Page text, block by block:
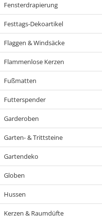
Fensterdrapierung
Festtags-Dekoartikel
Flaggen & Windsäcke
Flammenlose Kerzen
Fußmatten
Futterspender
Garderoben
Garten- & Trittsteine
Gartendeko
Globen
Hussen
Kerzen & Raumdüfte